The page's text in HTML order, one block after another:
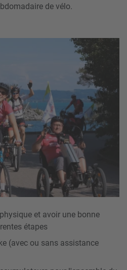
de vélo.
et avoir une bonne
étapes
(avec ou sans assistance